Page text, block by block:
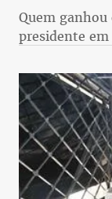
Quem
presidente